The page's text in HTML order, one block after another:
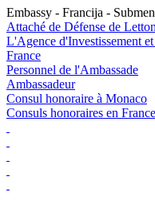
Embassy - Francija -
Attaché de Défense de
L'Agence d'Investissement
France
Personnel de l'Ambassade
Ambassadeur
Consul honoraire à Monaco
Consuls honoraires en France